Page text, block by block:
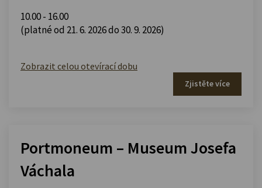
10.00 - 16.00
(platné od 21. 6. 2026 do 30. 9. 2026)
Zobrazit celou otevírací dobu
Zjistěte více
Portmoneum – Museum Josefa
Váchala